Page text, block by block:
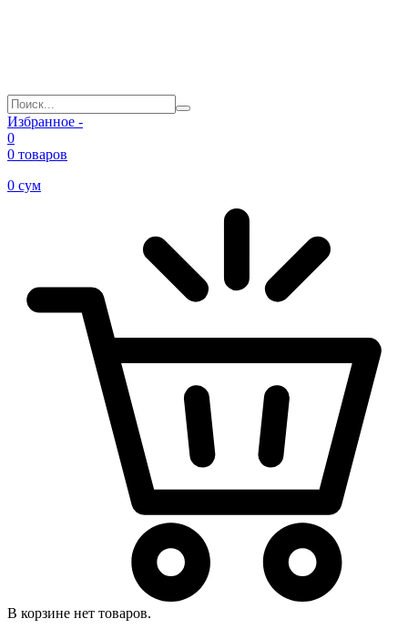
Избранное -
0
0 товаров
0 сум
В корзине нет товаров.